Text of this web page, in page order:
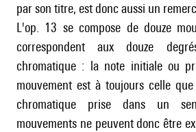
par son titre, est donc aussi un
L'op. 13 se compose de douze
correspondent aux douze
chromatique : la note initiale ou
mouvement est à toujours celle
chromatique prise dans un
mouvements ne peuvent donc être